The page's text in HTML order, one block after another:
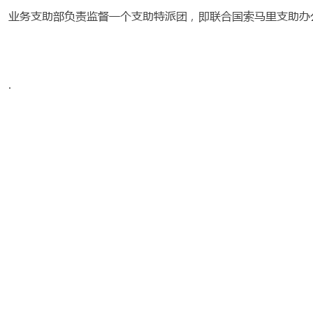
业务支助部负责监督一个支助特派团，即联合国索马里支助
.